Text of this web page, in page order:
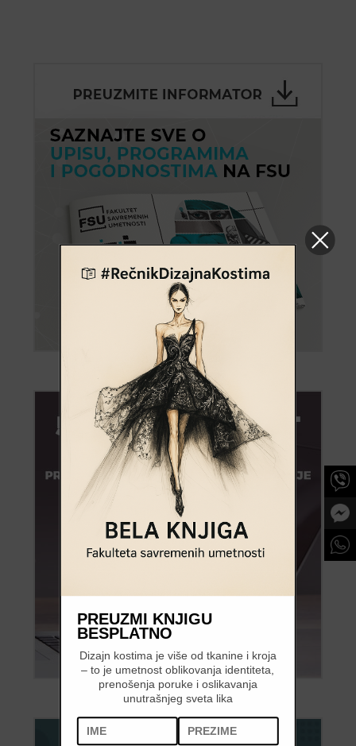
PREUZMI KNJIGU
BESPLATNO
Dizajn kostima je više od tkanine i kroja
– to je umetnost oblikovanja identiteta,
prenošenja poruke i oslikavanja
unutrašnjeg sveta lika